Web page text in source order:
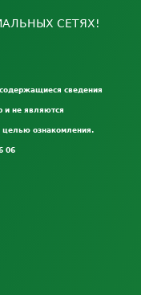
СЕТЯХ!
сведения
и не являются
ознакомления.
06